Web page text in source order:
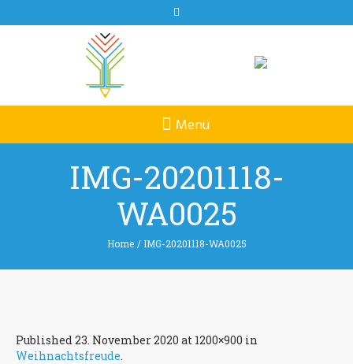
IMG-20201118-
WA0025
Home / IMG-20201118-WA0025
Published23. November 2020 at 1200×900 in
Weihnachtsfreude.